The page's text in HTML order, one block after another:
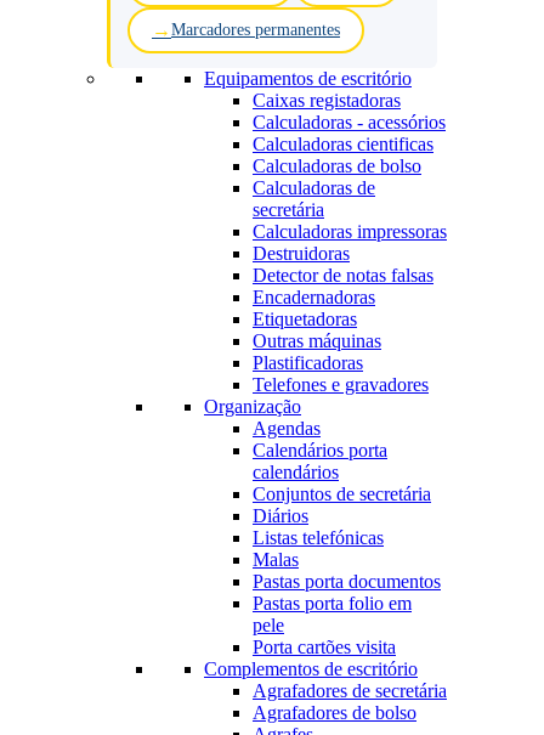
Marcadores permanentes
Equipamentos de escritório
Caixas registadoras
Calculadoras - acessórios
Calculadoras cientificas
Calculadoras de bolso
Calculadoras de
secretária
Calculadoras impressoras
Destruidoras
Detector de notas falsas
Encadernadoras
Etiquetadoras
Outras máquinas
Plastificadoras
Telefones e gravadores
Organização
Agendas
Calendários porta
calendários
Conjuntos de secretária
Diários
Listas telefónicas
Malas
Pastas porta documentos
Pastas porta folio em
pele
Porta cartões visita
Complementos de escritório
Agrafadores de secretária
Agrafadores de bolso